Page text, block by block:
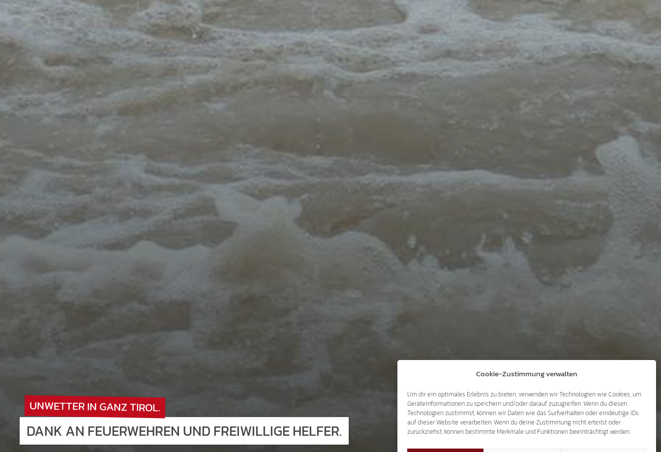
Cookie-Zustimmung verwalten
Um dir ein optimales Erlebnis zu bieten, verwenden wir Technologien wie Cookies, um
Geräteinformationen zu speichern und/oder darauf zuzugreifen. Wenn du diesen
Technologien zustimmst, können wir Daten wie das Surfverhalten oder eindeutige IDs
auf dieser Website verarbeiten. Wenn du deine Zustimmung nicht erteilst oder
zurückziehst, können bestimmte Merkmale und Funktionen beeinträchtigt werden.
UNWETTER IN GANZ TIROL.
DANK AN FEUERWEHREN UND FREIWILLIGE HELFER.